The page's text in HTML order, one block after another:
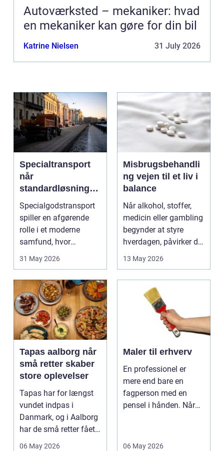
Autoværksted – mekaniker: hvad
en mekaniker kan gøre for din bil
Katrine Nielsen 31 July 2026
Specialtransport
når
standardløsninger
ikke rækker
Specialgodstransport
spiller en afgørende
rolle i et moderne
samfund, hvor
industrien bliver mere
31 May 2026
Misbrugsbehandli
ng vejen til et liv i
balance
Når alkohol, stoffer,
medicin eller gambling
begynder at styre
hverdagen, påvirker det
ikke kun pers...
13 May 2026
Tapas aalborg når
små retter skaber
store oplevelser
Tapas har for længst
vundet indpas i
Danmark, og i Aalborg
har de små retter fået
deres helt eget li...
06 May 2026
Maler til erhverv
En professionel er
mere end bare en
fagperson med en
pensel i hånden. Når
06 May 2026